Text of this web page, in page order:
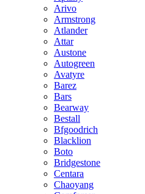
Arivo
Armstrong
Atlander
Attar
Austone
Autogreen
Avatyre
Barez
Bars
Bearway
Bestall
Bfgoodrich
Blacklion
Boto
Bridgestone
Centara
Chaoyang